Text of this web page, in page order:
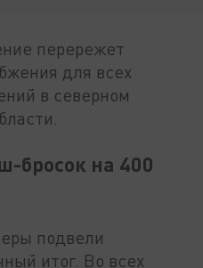
перережет
для всех
в северном
бросок на 400
подвели
итог. Во всех